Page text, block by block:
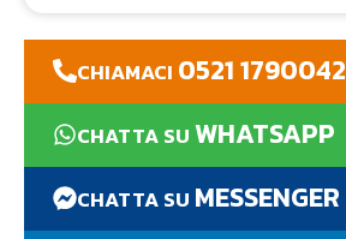
CHIAMACI 0521 1790042
CHATTA SUWHATSAPP
CHATTA SU MESSENGER